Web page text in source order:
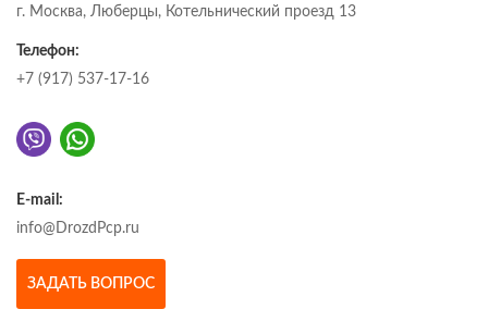
г. Москва, Люберцы, Котельнический проезд 13
Телефон:
+7 (917) 537-17-16
E-mail:
info@DrozdPcp.ru
ЗАДАТЬ ВОПРОС